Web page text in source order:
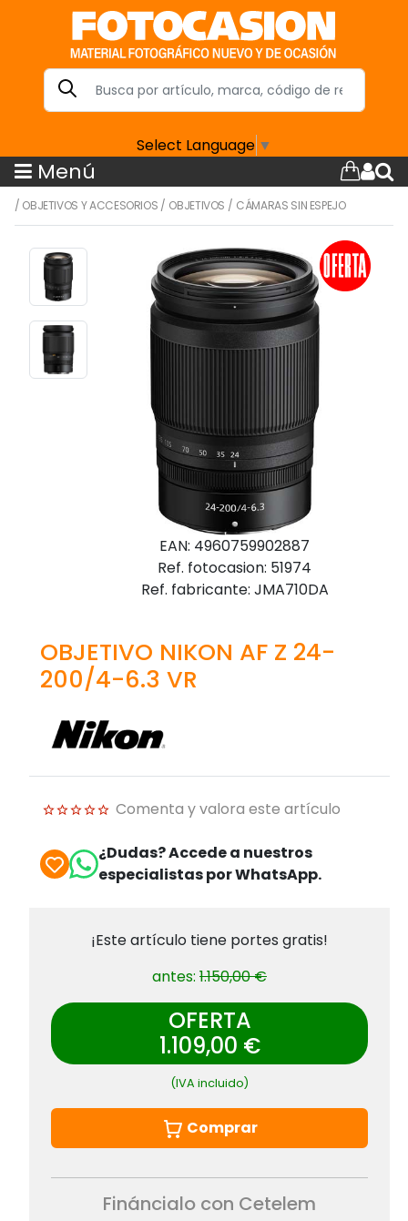
Select Language ▼
Menú
/ OBJETIVOS Y ACCESORIOS / OBJETIVOS / CÁMARAS SIN ESPEJO
EAN: 4960759902887
Ref. fotocasion: 51974
Ref. fabricante: JMA710DA
OBJETIVO NIKON AF Z 24-
200/4-6.3 VR
Comenta y valora este artículo
¿Dudas? Accede a nuestros
especialistas por WhatsApp.
¡Este artículo tiene portes gratis!
antes: 1.150,00 €
OFERTA
1.109,00 €
(IVA incluido)
Comprar
Fináncialo con Cetelem